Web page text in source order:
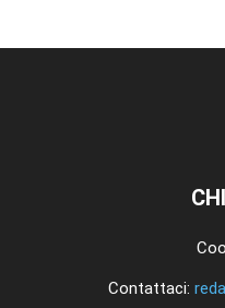
Contattaci: